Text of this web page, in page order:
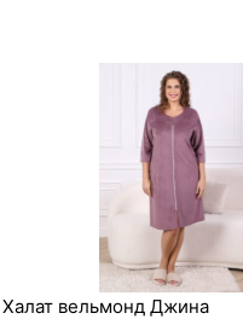
Халат вельмонд Джина